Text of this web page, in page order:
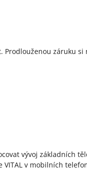
Prodlouženou záruku
vývoj základních
v mobilních